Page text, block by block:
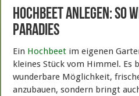
Hochbeet anlegen: So
Paradies
Ein Hochbeet im eigenen
kleines Stück vom Himmel. Es
wunderbare Möglichkeit,
anzubauen, sondern bringt